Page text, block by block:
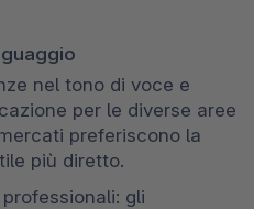
nel tono di voce e
per le diverse aree
preferiscono la
più diretto.
gli